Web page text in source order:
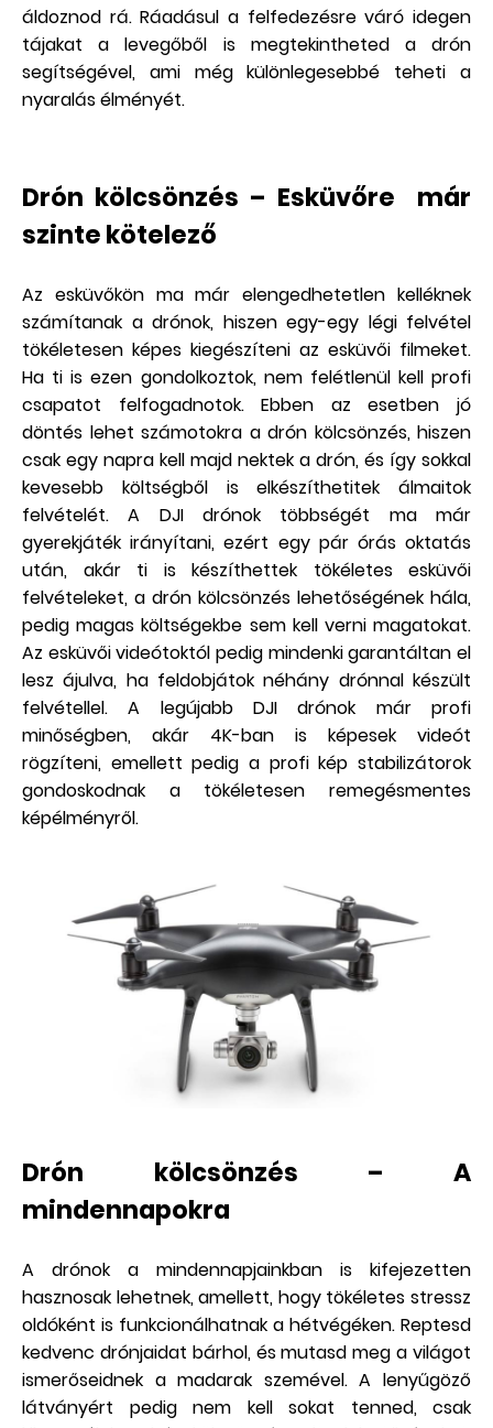
áldoznod rá. Ráadásul a felfedezésre váró idegen
tájakat a levegőből is megtekintheted a drón
segítségével, ami még különlegesebbé teheti a
nyaralás élményét.
Drón kölcsönzés – Esküvőre már
szinte kötelező
Az esküvőkön ma már elengedhetetlen kelléknek
számítanak a drónok, hiszen egy-egy légi felvétel
tökéletesen képes kiegészíteni az esküvői filmeket.
Ha ti is ezen gondolkoztok, nem felétlenül kell profi
csapatot felfogadnotok. Ebben az esetben jó
döntés lehet számotokra a drón kölcsönzés, hiszen
csak egy napra kell majd nektek a drón, és így sokkal
kevesebb költségből is elkészíthetitek álmaitok
felvételét. A DJI drónok többségét ma már
gyerekjáték irányítani, ezért egy pár órás oktatás
után, akár ti is készíthettek tökéletes esküvői
felvételeket, a drón kölcsönzés lehetőségének hála,
pedig magas költségekbe sem kell verni magatokat.
Az esküvői videótoktól pedig mindenki garantáltan el
lesz ájulva, ha feldobjátok néhány drónnal készült
felvétellel. A legújabb DJI drónok már profi
minőségben, akár 4K-ban is képesek videót
rögzíteni, emellett pedig a profi kép stabilizátorok
gondoskodnak a tökéletesen remegésmentes
képélményről.
Drón kölcsönzés – A
mindennapokra
A drónok a mindennapjainkban is kifejezetten
hasznosak lehetnek, amellett, hogy tökéletes stressz
oldóként is funkcionálhatnak a hétvégéken. Reptesd
kedvenc drónjaidat bárhol, és mutasd meg a világot
ismerőseidnek a madarak szemével. A lenyűgöző
látványért pedig nem kell sokat tenned, csak